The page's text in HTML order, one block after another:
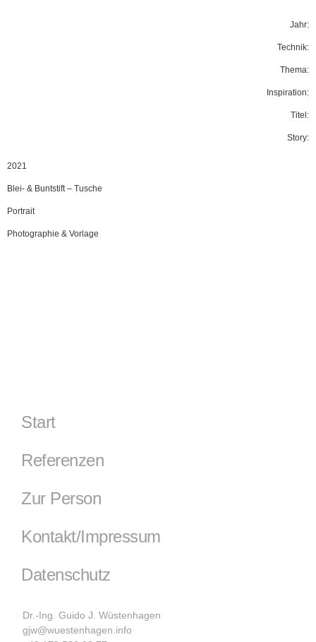
Jahr:
Technik:
Thema:
Inspiration:
Titel:
Story:
2021
Blei- & Buntstift – Tusche
Portrait
Photographie & Vorlage
Start
Referenzen
Zur Person
Kontakt/Impressum
Datenschutz
Dr.-Ing. Guido J. Wüstenhagen
gjw@wuestenhagen.info